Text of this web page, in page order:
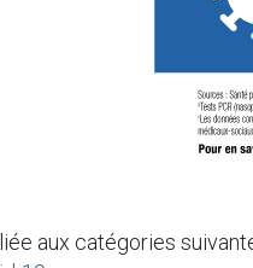
aux catégories